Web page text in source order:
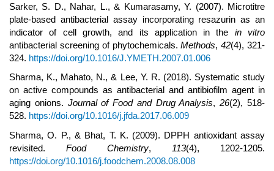
Sarker, S. D., Nahar, L., & Kumarasamy, Y. (2007). Microtitre
plate-based antibacterial assay incorporating resazurin as an
indicator of cell growth, and its application in the in vitro
antibacterial screening of phytochemicals.Methods,42(4), 321-
324. https://doi.org/10.1016/J.YMETH.2007.01.006
Sharma, K., Mahato, N., & Lee, Y. R. (2018). Systematic study
on active compounds as antibacterial and antibiofilm agent in
aging onions. Journal of Food and Drug Analysis,26(2), 518-
528. https://doi.org/10.1016/j.jfda.2017.06.009
Sharma, O. P., & Bhat, T. K. (2009). DPPH antioxidant assay
revisited. Food Chemistry, 113(4), 1202-1205.
https://doi.org/10.1016/j.foodchem.2008.08.008